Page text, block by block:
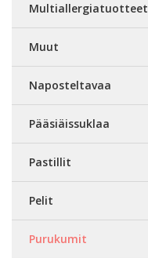
Multiallergiatuotteet
Muut
Naposteltavaa
Pääsiäissuklaa
Pastillit
Pelit
Purukumit